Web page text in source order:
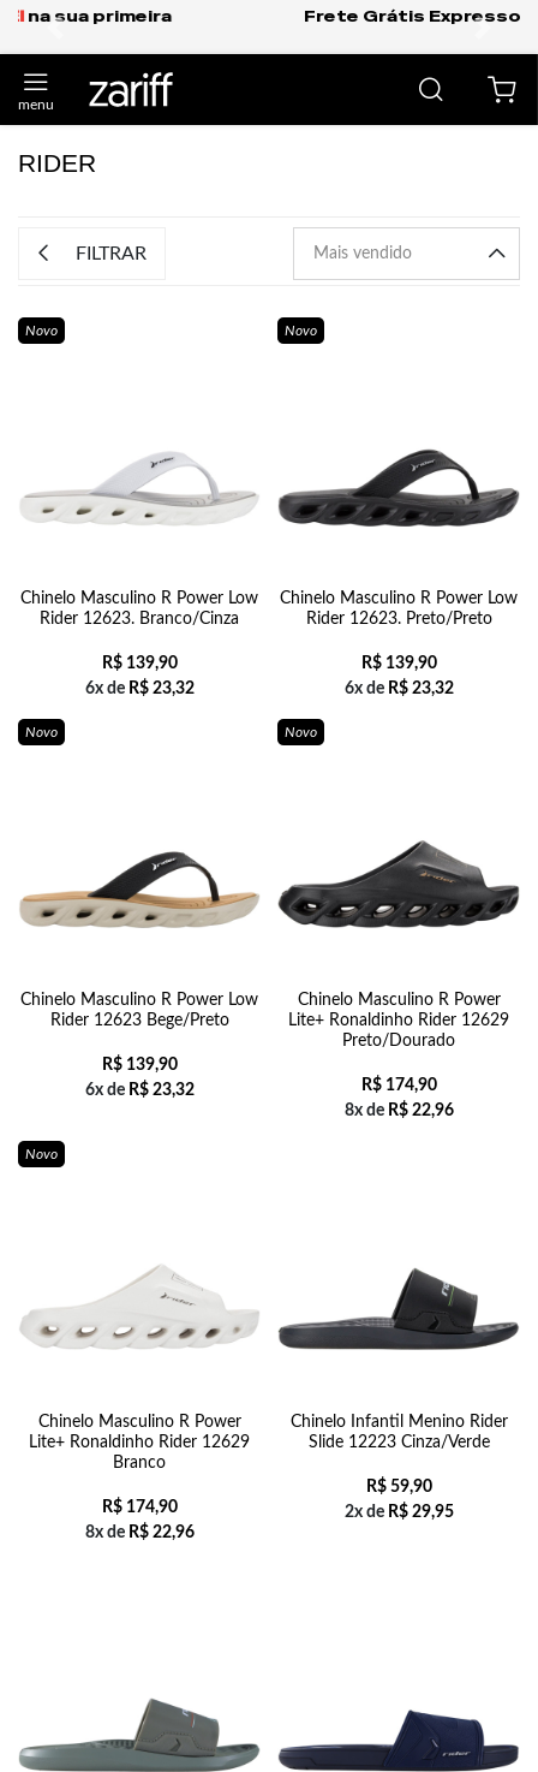
Frete Grátis Expresso para o Sul e São Paulo.
RIDER
FILTRAR
Novo
Chinelo Masculino R Power Low
Rider 12623. Branco/Cinza
R$139,90
6x de R$23,32
Novo
Chinelo Masculino R Power Low
Rider 12623. Preto/Preto
R$139,90
6x de R$23,32
Novo
Chinelo Masculino R Power Low
Rider 12623 Bege/Preto
R$139,90
6x de R$23,32
Novo
Chinelo Masculino R Power
Lite+ Ronaldinho Rider 12629
Preto/Dourado
R$174,90
8x de R$22,96
Novo
Chinelo Masculino R Power
Lite+ Ronaldinho Rider 12629
Branco
R$174,90
8x de R$22,96
Chinelo Infantil Menino Rider
Slide 12223 Cinza/Verde
R$59,90
2x de R$29,95